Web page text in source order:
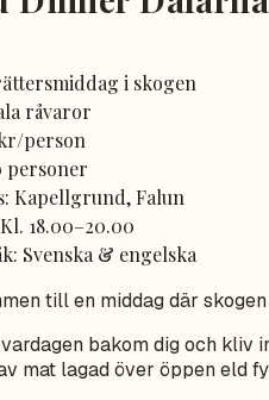
i skogen
råvaror
person
personer
Kapellgrund, Falun
18.00–20.00
Svenska & engelska
till en middag där
bakom dig och kliv
mat lagad över öppen eld